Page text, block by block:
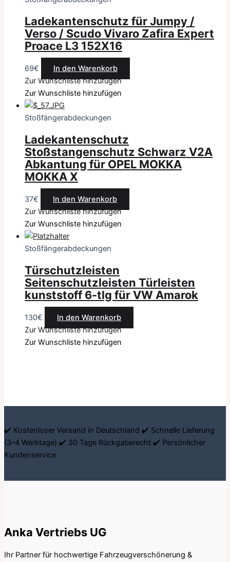
Ladekantenschutz für Jumpy /
Verso / Scudo Vivaro Zafira Expert
Proace L3 152X16
69€
In den Warenkorb
Zur Wunschliste hinzufügen
Zur Wunschliste hinzufügen
Stoßfängerabdeckungen
Ladekantenschutz
Stoßstangenschutz Schwarz V2A
Abkantung für OPEL MOKKA
MOKKA X
37€
In den Warenkorb
Zur Wunschliste hinzufügen
Zur Wunschliste hinzufügen
Stoßfängerabdeckungen
Türschutzleisten
Seitenschutzleisten Türleisten
kunststoff 6-tlg für VW Amarok
130€
In den Warenkorb
Zur Wunschliste hinzufügen
Zur Wunschliste hinzufügen
✔️ Kostenloser Versand in Deutschland ✔️ Schnelle Lieferung
(3–4 Werktage) ✔️ 30 Tage Rückgaberecht ✔️ Persönlicher
Kundenservice
Anka Vertriebs UG
Ihr Partner für hochwertige Fahrzeugverschönerung &